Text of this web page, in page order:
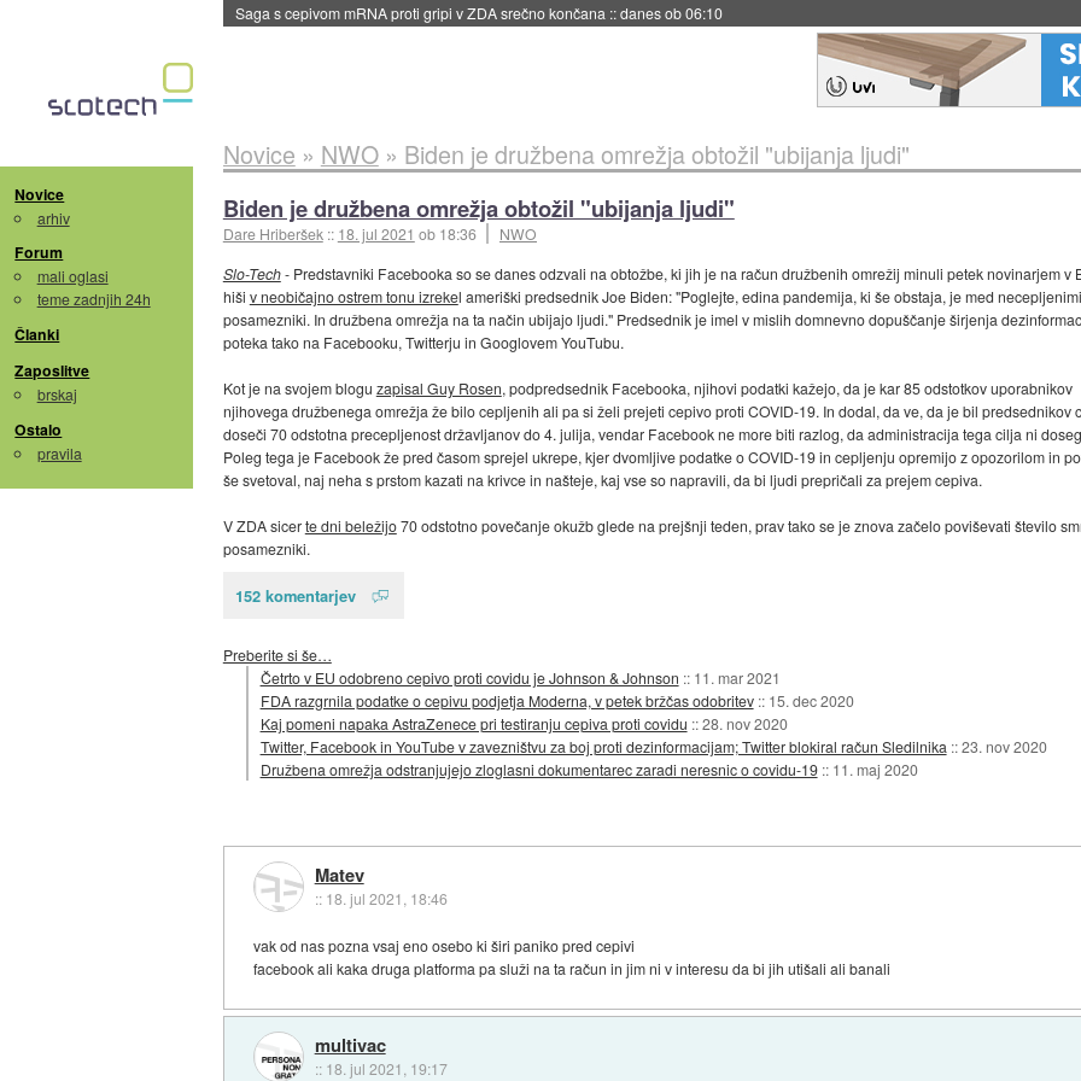
BMW v vozilih začel predvajati reklame::danes ob 06:09
Novice
arhiv
Forum
mali oglasi
teme zadnjih 24h
Članki
Zaposlitve
brskaj
Ostalo
pravila
Novice » NWO» Biden je družbena omrežja obtožil "ubijanja ljudi"
Biden je družbena omrežja obtožil "ubijanja ljudi"
Dare Hriberšek :: 18. jul 2021 ob 18:36
NWO
Slo-Tech- Predstavniki Facebooka so se danes odzvali na obtožbe, ki jih je na račun družbenih omrežij minuli petek novinarjem v
hiši v neobičajno ostrem tonu izrekel ameriški predsednik Joe Biden: "Poglejte, edina pandemija, ki še obstaja, je med necepljenimi
posamezniki. In družbena omrežja na ta način ubijajo ljudi." Predsednik je imel v mislih domnevno dopuščanje širjenja
poteka tako na Facebooku, Twitterju in Googlovem YouTubu.
Kot je na svojem blogu zapisal Guy Rosen, podpredsednik Facebooka, njihovi podatki kažejo, da je kar 85 odstotkov uporabnikov
njihovega družbenega omrežja že bilo cepljenih ali pa si želi prejeti cepivo proti COVID-19. In dodal, da ve, da je bil predsednikov
doseči 70 odstotna precepljenost državljanov do 4. julija, vendar Facebook ne more biti razlog, da administracija tega cilja ni
Poleg tega je Facebook že pred časom sprejel ukrepe, kjer dvomljive podatke o COVID-19 in cepljenju opremijo z opozorilom in
še svetoval, naj neha s prstom kazati na krivce in našteje, kaj vse so napravili, da bi ljudi prepričali za prejem cepiva.
V ZDA sicerte dni beležijo70 odstotno povečanje okužb glede na prejšnji teden, prav tako se je znova začelo poviševati število
posamezniki.
152 komentarjev
Preberite si še…
Četrto v EU odobreno cepivo proti covidu je Johnson & Johnson :: 11. mar 2021
FDA razgrnila podatke o cepivu podjetja Moderna, v petek bržčas odobritev :: 15. dec 2020
Kaj pomeni napaka AstraZenece pri testiranju cepiva proti covidu ::28. nov 2020
Twitter, Facebook in YouTube v zavezništvu za boj proti dezinformacijam; Twitter blokiral račun Sledilnika ::23. nov 2020
Družbena omrežja odstranjujejo zloglasni dokumentarec zaradi neresnic o covidu-19 :: 11. maj 2020
Matev
:: 18. jul 2021, 18:46
vak od nas pozna vsaj eno osebo ki širi paniko pred cepivi
facebook ali kaka druga platforma pa služi na ta račun in jim ni v interesu da bi jih utišali ali banali
multivac
:: 18. jul 2021, 19:17